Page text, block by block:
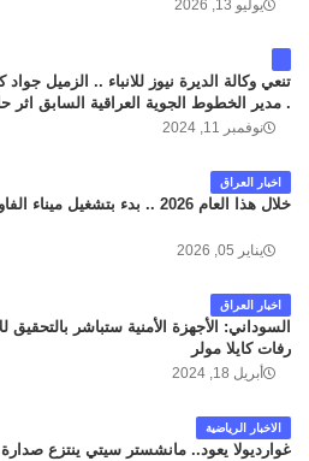
يوليو 13, 2026
تنعي وكالة الديرة نيوز للانباء .. الزميل
. مدير الخطوط الجوية العراقية السابق اثر
داخل مطار البصرة الدولي اليوم الاثنين على
كان سبب الحادث يعود لتصادم عجلته مع عجلة
تابعة لشركة الهلال الماسكة لإعمار مطار
سائلين الله عز وجل ان يتغمد الفقيد بواسع
نوفمبر 11, 2024
اخبار العراق
خلال هذا العام 2026 .. بدء بتشغيل ميناء الفاو الكبير .
يناير 05, 2026
اخبار العراق
السوداني: الأجهزة الأمنية ستباشر بالتحقيق
رفات كايلا مولر
أبريل 18, 2024
الاخبار الرياضية
غوارديولا يعود.. مانشستر سيتي ينتزع